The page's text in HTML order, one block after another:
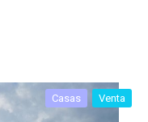
Casas Venta